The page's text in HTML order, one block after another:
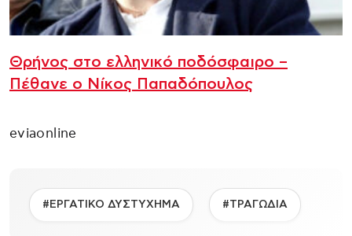
Θρήνος στο ελληνικό ποδόσφαιρο –
Πέθανε ο Νίκος Παπαδόπουλος
eviaonline
#ΕΡΓΑΤΙΚΟ ΔΥΣΤΥΧΗΜΑ #ΤΡΑΓΩΔΙΑ